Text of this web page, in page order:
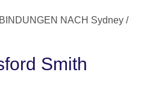
NACH Sydney /
Smith